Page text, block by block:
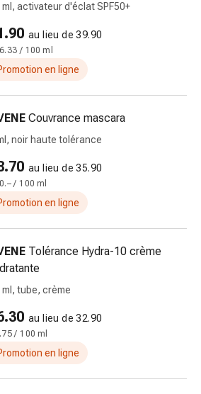
ml, activateur d'éclat SPF50+
au lieu de 39.90
/ 100 ml
en ligne
Couvrance mascara
noir haute tolérance
au lieu de 35.90
/ 100 ml
en ligne
Tolérance Hydra-10 crème
ml, tube, crème
au lieu de 32.90
/ 100 ml
en ligne